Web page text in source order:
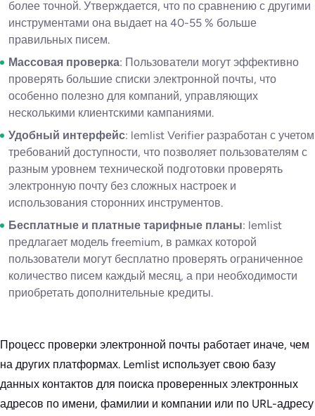
более точной. Утверждается, что по сравнению с другими
инструментами она выдает на 40-55 % больше
правильных писем.
Массовая проверка: Пользователи могут эффективно
проверять большие списки электронной почты, что
особенно полезно для компаний, управляющих
несколькими клиентскими кампаниями.
Удобный интерфейс: lemlist Verifier разработан с учетом
требований доступности, что позволяет пользователям с
разным уровнем технической подготовки проверять
электронную почту без сложных настроек и
использования сторонних инструментов.
Бесплатные и платные тарифные планы: lemlist
предлагает модель freemium, в рамках которой
пользователи могут бесплатно проверять ограниченное
количество писем каждый месяц, а при необходимости
приобретать дополнительные кредиты.
Процесс проверки электронной почты работает иначе, чем
на других платформах. Lemlist использует свою базу
данных контактов для поиска проверенных электронных
адресов по имени, фамилии и компании или по URL-адресу